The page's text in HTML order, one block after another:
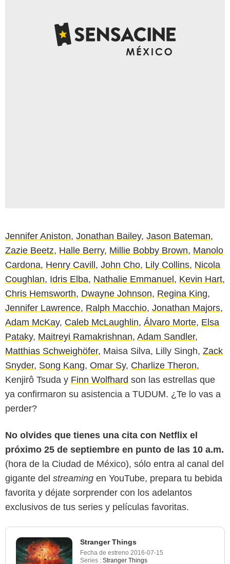
Jennifer Aniston, Jonathan Bailey, Jason Bateman,
Zazie Beetz, Halle Berry, Millie Bobby Brown, Manolo
Cardona, Henry Cavill , John Cho, Lily Collins, Nicola
Coughlan, Idris Elba, Nathalie Emmanuel , Kevin Hart,
Chris Hemsworth, Dwayne Johnson, Regina King,
Jennifer Lawrence, Ralph Macchio, Jonathan Majors,
Adam McKay, Caleb McLaughlin, Álvaro Morte, Elsa
Pataky, Maitreyi Ramakrishnan, Adam Sandler,
Matthias Schweighöfer, Maisa Silva, Lilly Singh, Zack
Snyder, Song Kang, Omar Sy, Charlize Theron,
Kenjirô Tsuda y Finn Wolfhard son las estrellas que
ya confirmaron su asistencia a TUDUM. ¿Te lo vas a
perder?
No olvides que tienes una cita con Netflix el
próximo 25 de septiembre en punto de las 10 a.m.
(hora de la Ciudad de México), sólo entra al canal del
gigante del streaming en YouTube, prepara tu bebida
favorita y déjate sorprender con los adelantos
exclusivos de tus series y películas favoritas.
Stranger Things
Fecha de estreno 2016-07-15
Series : Stranger Things